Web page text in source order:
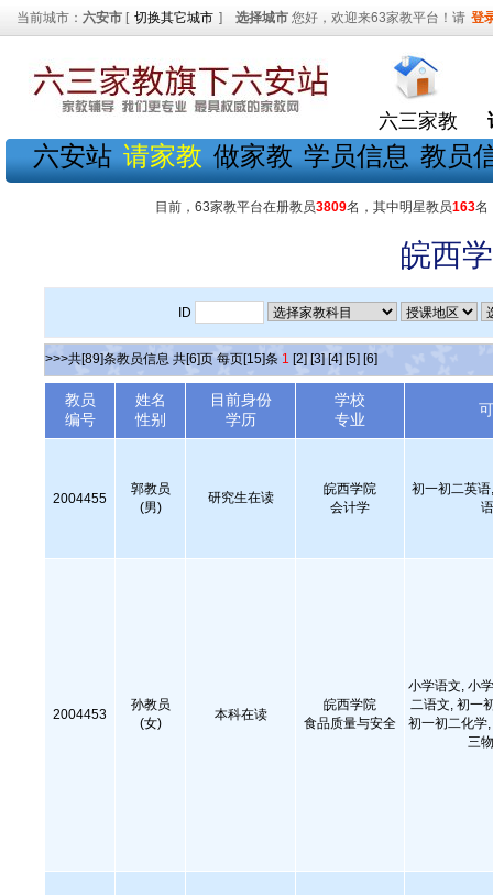
当前城市： 六安市 [ 切换其它城市 ] 选择城市 您好，欢迎来63家教平台！请 登
六三家教
六安站 请家教 做家教 学员信息 教员
目前，63家教平台在册教员3809名，其中明星教员163名
皖西
ID
>>>共[89]条教员信息 共[6]页 每页[15]条 1 [2] [3] [4] [5] [6]
教员
编号
姓名
性别
目前身份
学历
学校
专业
2004455
郭教员
(男)
研究生在读
皖西学院
会计学
初一初二英
2004453
孙教员
(女)
本科在读
皖西学院
食品质量与安全
小学语文, 小
二语文, 初一
初一初二化学
三